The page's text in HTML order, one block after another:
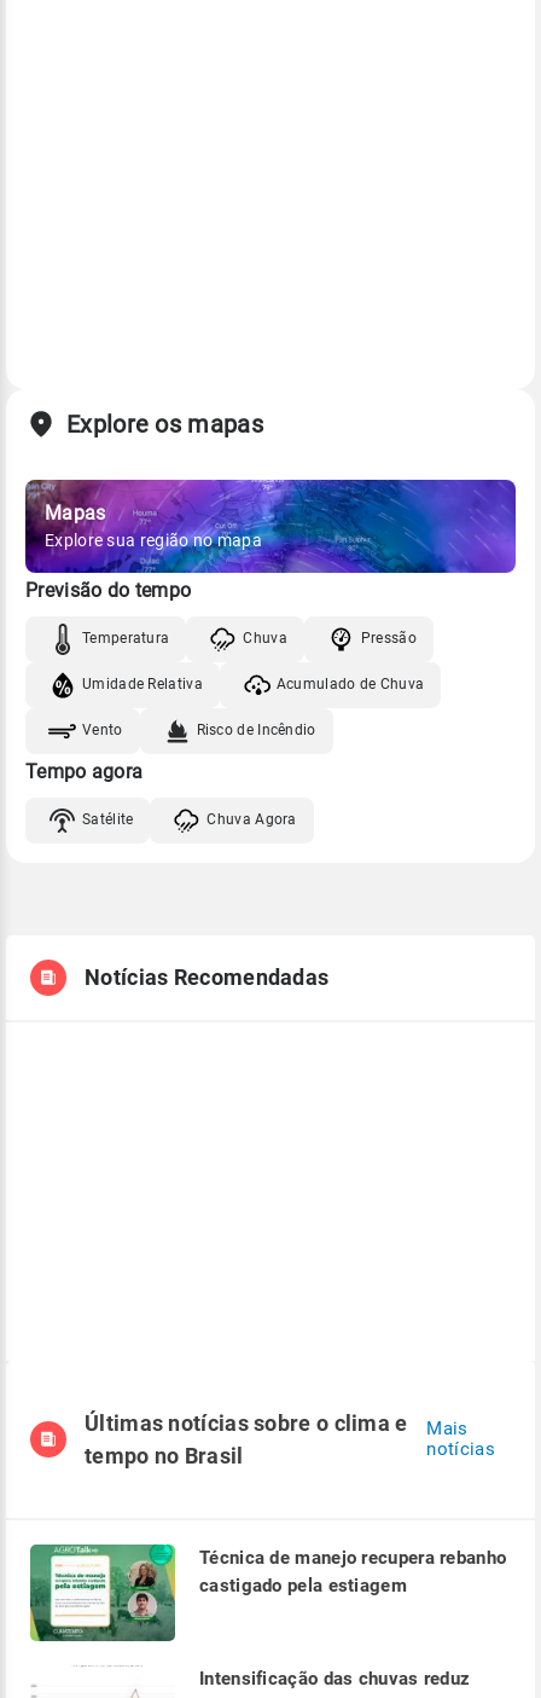
Explore os mapas
Mapas
Explore sua região no mapa
Previsão do tempo
Temperatura Chuva Pressão
Umidade Relativa Acumulado de Chuva
Vento Risco de Incêndio
Tempo agora
Satélite Chuva Agora
Notícias Recomendadas
Últimas notícias sobre o clima e
tempo no Brasil
Mais
notícias
Técnica de manejo recupera rebanho
castigado pela estiagem
Intensificação das chuvas reduz